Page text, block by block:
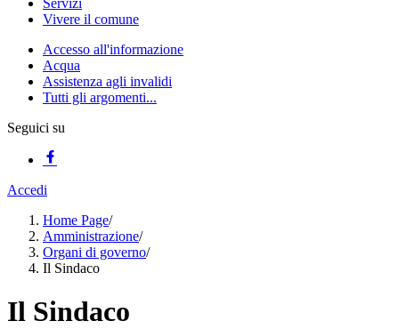
Servizi
Vivere il comune
Accesso all'informazione
Acqua
Assistenza agli invalidi
Tutti gli argomenti...
Seguici su
Accedi
Home Page/
Amministrazione/
Organi di governo/
Il Sindaco
Il Sindaco